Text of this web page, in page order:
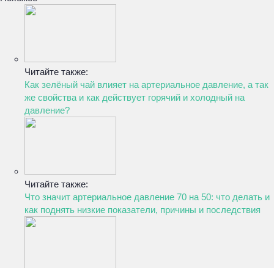
Читайте также:
Как зелёный чай влияет на артериальное давление, а так
же свойства и как действует горячий и холодный на
давление?
Читайте также:
Что значит артериальное давление 70 на 50: что делать и
как поднять низкие показатели, причины и последствия